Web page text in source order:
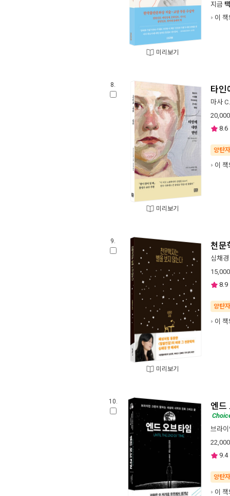
미리보기
지금
이
8.
미리보기
타인
마사
20,000
8.6
양탄
이
9.
미리보기
천문
심채경
15,000
8.9
양탄
이
10. 엔드
브라
22,000
9.4
양탄
이